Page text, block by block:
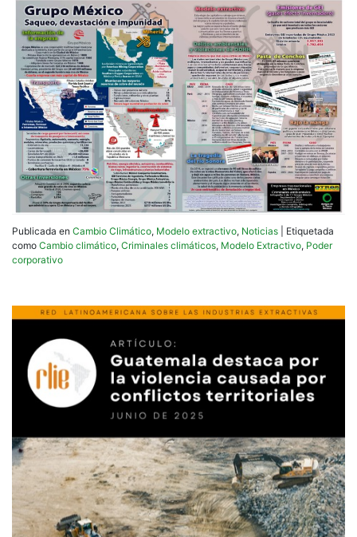
Publicada en Cambio Climático, Modelo extractivo, Noticias
Etiquetada
como Cambio climático, Criminales climáticos, Modelo Extractivo, Poder
corporativo